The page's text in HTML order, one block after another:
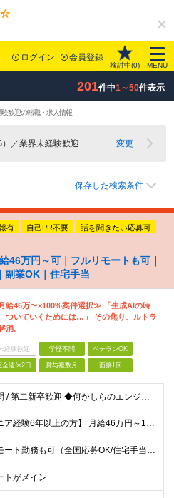
ログイン 会員登録
検討中(0) MENU
201件中1～50件表示
歓迎の転職・求人情報
／業界未経験歓迎 変更
保存した検索条件
有 自己PR不要 話を聞きたい応募可
46万円～可｜フルリモートも可｜
副業OK｜住宅手当
給46万〜×100%案件選択≫ 「生成AIの時
ついていくためには…」 その焦り、ルトラ
消。
経験歓迎 学歴不問 ベテランOK
全週休2日 賞与複数月 面接1回
◆学歴不問 / 第二新卒歓迎 ◆何かしらのエンジニア経験をお持ちの方 （言語・期間・フェーズ不問） 経験浅めの方も遠慮なくご応募ください！ ■入社前Q＆A ────── ◎実力に見合った報酬が手に
【エンジニア経験6年以上の方】 月給46万円～100万円（固定残業代含む） ※上記月給には月30時間分の固定残業代（月8万7,400円～月19万円）を含む。超過分は全額支給。 【エンジニア経験4年以
★フルリモート勤務も可（全国応募OK/住宅手当を支給します） ※案件によって常駐が必要になる場合があります。 ※希望がない限り、転勤はありません ※U・Iターン歓迎 ★ルトラの社員は全国各地で活躍中
トがメイン